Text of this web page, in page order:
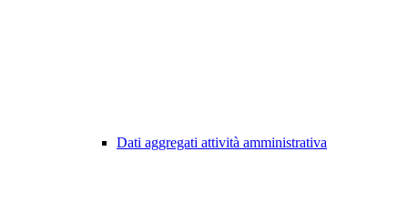
Dati aggregati attività amministrativa